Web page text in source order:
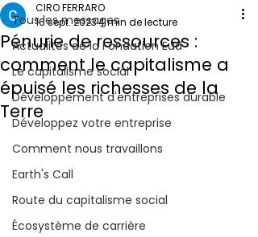
Tous les messages
Actualités de la Fondation Eud
Le capitalisme social
Développement d'entreprises durable
Développez votre entreprise
Comment nous travaillons
Earth's Call
Route du capitalisme social
Écosystème de carrière
Pénurie de ressources :
comment le capitalisme a
épuisé les richesses de la
Terre
CIRO FERRARO
16 sept. 20234 min de lecture